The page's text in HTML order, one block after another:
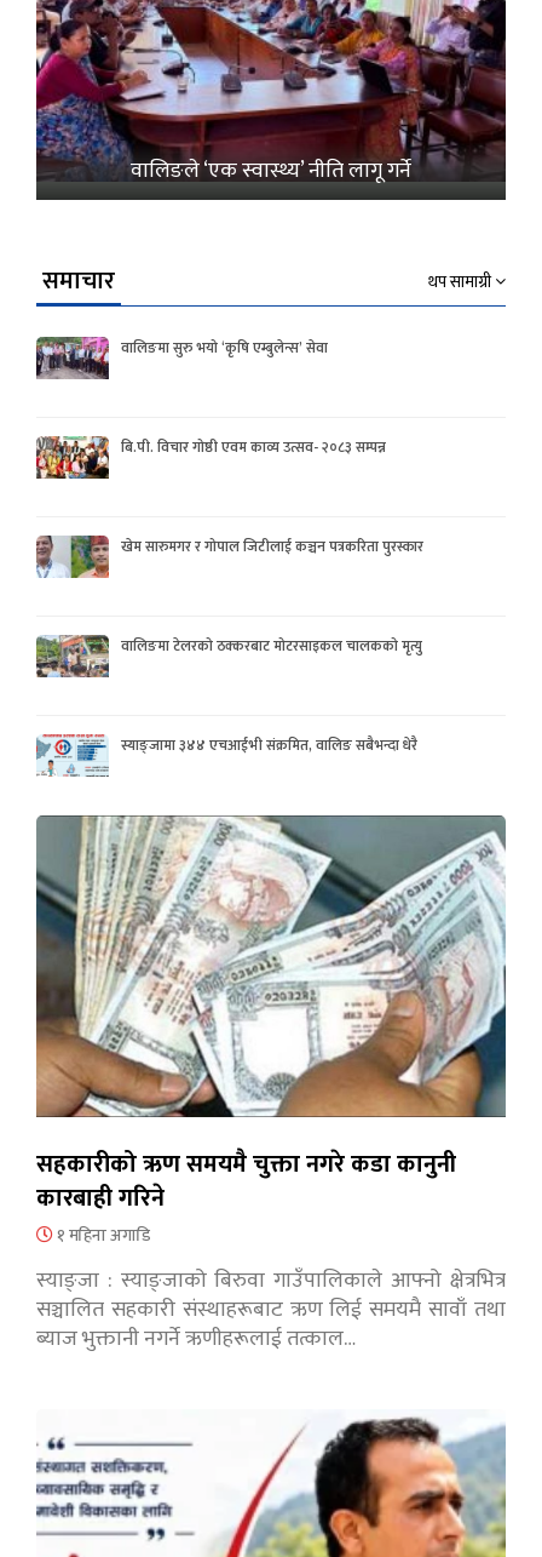
वालिङले ‘एक स्वास्थ्य’ नीति लागू गर्ने
समाचार थप सामाग्री
वालिङमा सुरु भयो ‘कृषि एम्बुलेन्स’ सेवा
बि.पी. विचार गोष्ठी एवम काव्य उत्सव- २०८३ सम्पन्न
खेम सारुमगर र गोपाल जिटीलाई कञ्चन पत्रकरिता पुरस्कार
वालिङमा टेलरको ठक्करबाट मोटरसाइकल चालकको मृत्यु
स्याङ्जामा ३४४ एचआईभी संक्रमित, वालिङ सबैभन्दा धेरै
सहकारीको ऋण समयमै चुक्ता नगरे कडा कानुनी
कारबाही गरिने
१ महिना अगाडि
स्याङ्जा : स्याङ्जाको बिरुवा गाउँपालिकाले आफ्नो क्षेत्रभित्र
सञ्चालित सहकारी संस्थाहरूबाट ऋण लिई समयमै सावाँ तथा
ब्याज भुक्तानी नगर्ने ऋणीहरूलाई तत्काल…